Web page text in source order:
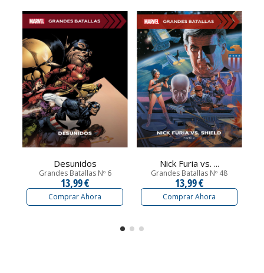
Desunidos
Grandes Batallas Nº 6
13,99 €
Comprar Ahora
Nick Furia vs. ...
Grandes Batallas Nº 48
13,99 €
Comprar Ahora